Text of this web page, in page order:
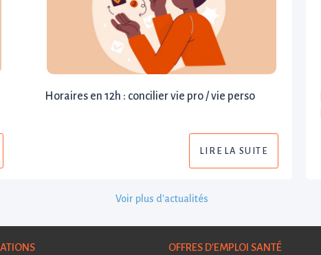
Horaires en 12h : concilier vie pro / vie perso
LIRE LA SUITE
Voir plus d'actualités
OFFRES D'EMPLOI SANTÉ